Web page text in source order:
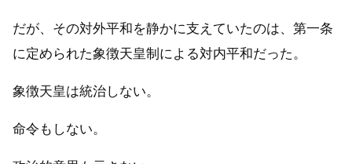
だが、その対外平和を静かに支えていたのは、第一条
に定められた象徴天皇制による対内平和だった。
象徴天皇は統治しない。
命令もしない。